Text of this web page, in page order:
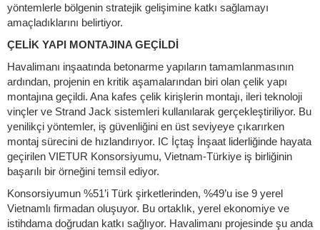
yöntemlerle bölgenin stratejik gelişimine katkı sağlamayı
amaçladıklarını belirtiyor.
ÇELİK YAPI MONTAJINA GEÇİLDİ
Havalimanı inşaatında betonarme yapıların tamamlanmasının
ardından, projenin en kritik aşamalarından biri olan çelik yapı
montajına geçildi. Ana kafes çelik kirişlerin montajı, ileri teknoloji
vinçler ve Strand Jack sistemleri kullanılarak gerçekleştiriliyor. Bu
yenilikçi yöntemler, iş güvenliğini en üst seviyeye çıkarırken
montaj sürecini de hızlandırıyor. IC İçtaş İnşaat liderliğinde hayata
geçirilen VIETUR Konsorsiyumu, Vietnam-Türkiye iş birliğinin
başarılı bir örneğini temsil ediyor.
Konsorsiyumun %51’i Türk şirketlerinden, %49’u ise 9 yerel
Vietnamlı firmadan oluşuyor. Bu ortaklık, yerel ekonomiye ve
istihdama doğrudan katkı sağlıyor. Havalimanı projesinde şu anda